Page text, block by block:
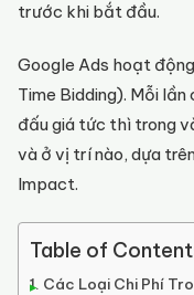
trước khi bắt đầu.
Google Ads hoạt
Time Bidding). Mỗi
đấu giá tức thì trong
và ở vị trí nào, dựa
Impact.
Table of
Các Loại Chi Phí